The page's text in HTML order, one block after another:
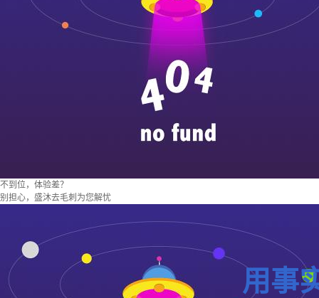
不到位，体验差？
别担心，盛沐去毛刺为您解忧
用事